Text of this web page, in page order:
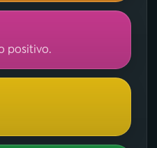
positivo.